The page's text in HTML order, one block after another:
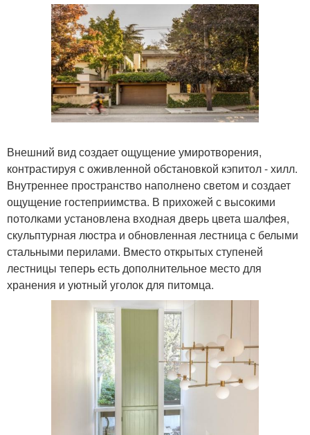
Внешний вид создает ощущение умиротворения,
контрастируя с оживленной обстановкой кэпитол - хилл.
Внутреннее пространство наполнено светом и создает
ощущение гостеприимства. В прихожей с высокими
потолками установлена входная дверь цвета шалфея,
скульптурная люстра и обновленная лестница с белыми
стальными перилами. Вместо открытых ступеней
лестницы теперь есть дополнительное место для
хранения и уютный уголок для питомца.